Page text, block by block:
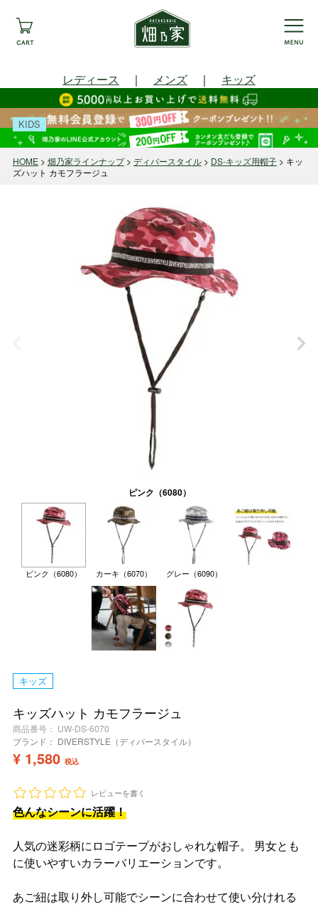
レディース ｜ メンズ ｜ キッズ
HOME 畑乃家ラインナップ ディバースタイル DS-キッズ用帽子
キッ
ズハット カモフラージュ
ピンク（6080）
ピンク（6080） カーキ（6070） グレー（6090）
キッズ
キッズハット カモフラージュ
商品番号
UW-DS-6070
ブランド： DIVERSTYLE（ディバースタイル）
¥ 1,580 税込
レビューを書く
色んなシーンに活躍！
人気の迷彩柄にロゴテープがおしゃれな帽子。 男女とも
に使いやすいカラーバリエーションです。
あご紐は取り外し可能でシーンに合わせて使い分けれる
KIDS